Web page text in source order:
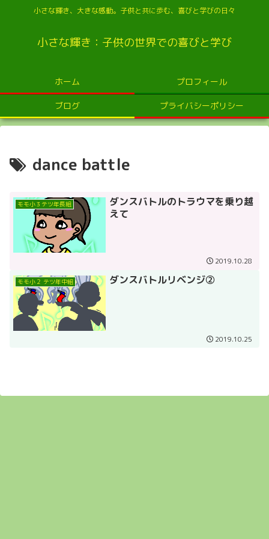
小さな輝き、大きな感動。子供と共に歩む、喜びと学びの日々
小さな輝き：子供の世界での喜びと学び
ホーム プロフィール
ブログ プライバシーポリシー
dance battle
モモ小３テツ年長組
ダンスバトルのトラウマを乗り越
えて
2019.10.28
モモ小２ テツ年中組 ダンスバトルリベンジ②
2019.10.25